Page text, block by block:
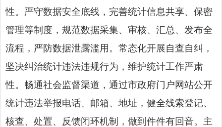
性。严守数据安全底线，完善统计信息共享、保密
管理等制度，规范数据采集、审核、汇总、发布全
流程，严防数据泄露滥用。常态化开展自查自纠，
坚决纠治统计违法违规行为，维护统计工作严肃
性。畅通社会监督渠道，通过市政府门户网站公开
统计违法举报电话、邮箱、地址，健全线索登记、
核查、处置、反馈闭环机制，做到件件有回音。主